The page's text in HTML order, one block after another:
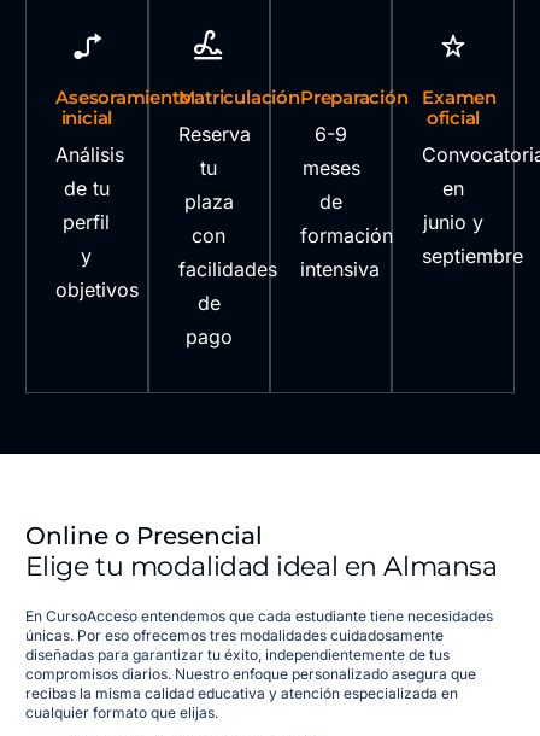
Asesoramiento
inicial
Análisis
de tu
perfil
y
objetivos
Matriculación
Reserva
tu
plaza
con
facilidades
de
pago
Preparación
6-9
meses
de
formación
intensiva
Examen
oficial
en
junio y
septiembre
Online o Presencial
Elige tu modalidad ideal en Almansa
En CursoAcceso entendemos que cada estudiante tiene necesidades
únicas. Por eso ofrecemos tres modalidades cuidadosamente
diseñadas para garantizar tu éxito, independientemente de tus
compromisos diarios. Nuestro enfoque personalizado asegura que
recibas la misma calidad educativa y atención especializada en
cualquier formato que elijas.